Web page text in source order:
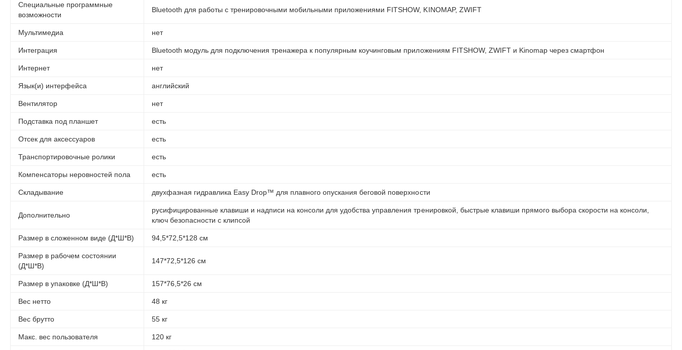
Специальные программные
возможности
Bluetooth для работы с тренировочными мобильными приложениями FITSHOW, KINOMAP, ZWIFT
Мультимедиа нет
Интеграция Bluetooth модуль для подключения тренажера к популярным коучинговым приложениям FITSHOW, ZWIFT и Kinomap через смартфон
Интернет нет
Язык(и) интерфейса английский
Вентилятор нет
Подставка под планшет есть
Отсек для аксессуаров есть
Транспортировочные ролики есть
Компенсаторы неровностей пола есть
Складывание двухфазная гидравлика Easy Drop™ для плавного опускания беговой поверхности
Дополнительно
русифицированные клавиши и надписи на консоли для удобства управления тренировкой, быстрые клавиши прямого выбора скорости на консоли,
ключ безопасности с клипсой
Размер в сложенном виде (Д*Ш*В) 94,5*72,5*128 см
Размер в рабочем состоянии
(Д*Ш*В)
147*72,5*126 см
Размер в упаковке (Д*Ш*В) 157*76,5*26 см
Вес нетто 48 кг
Вес брутто 55 кг
Макс. вес пользователя 120 кг